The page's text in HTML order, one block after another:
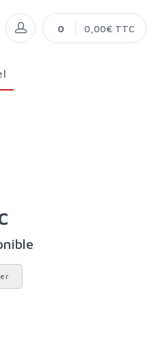
0 0,00€ TTC